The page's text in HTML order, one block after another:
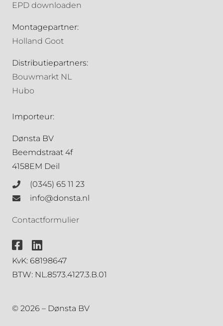
EPD downloaden
Montagepartner:
Holland Goot
Distributiepartners:
Bouwmarkt NL
Hubo
Importeur:
Dønsta BV
Beemdstraat 4f
4158EM Deil
(0345) 65 11 23
info@donsta.nl
Contactformulier
KvK: 68198647
BTW: NL.8573.4127.3.B.01
© 2026 – Dønsta BV